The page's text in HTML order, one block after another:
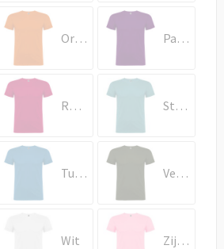
Oranje Paars
Rosette Stoffig blauw
Turkoois Venture groen
Wit Zijde roze